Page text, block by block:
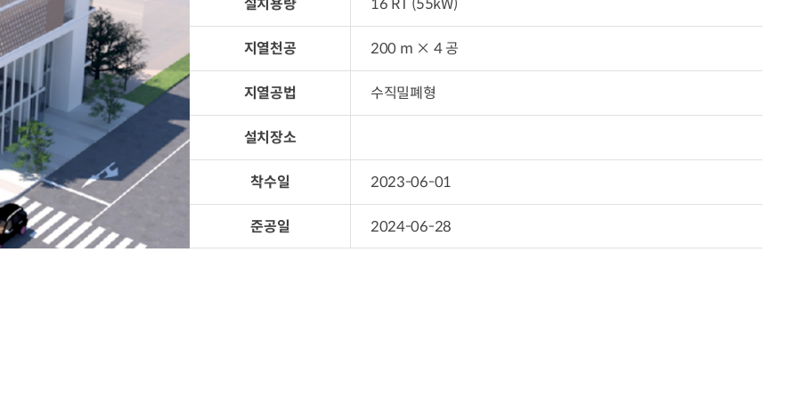
설치용량 16 RT (55kW)
지열천공 200 m × 4 공
지열공법 수직밀폐형
설치장소
착수일 2023-06-01
준공일 2024-06-28